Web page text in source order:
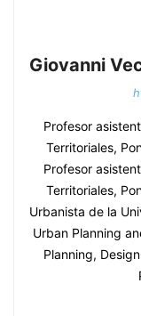
Giovanni
Profesor
Territoriales,
Profesor
Territoriales,
Urbanista de la
Urban Planning
Planning,